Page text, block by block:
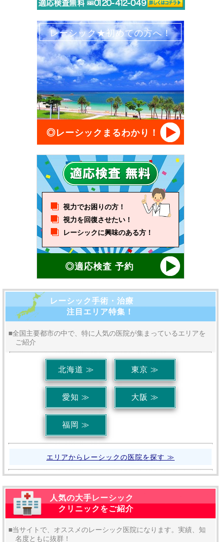
レーシック★初めての方へ！
◎レーシックまるわかり！
視力でお困りの方！
視力を回復させたい！
レーシックに興味のある方！
◎適応検査 予約
レーシック手術・治療
注目エリア特集！
■全国主要都市の中で、特に人気の医院が集まっているエリアを
ご紹介
北海道 ≫ 東京 ≫
愛知 ≫ 大阪 ≫
福岡 ≫
エリアからレーシックの医院を探す ≫
人気の大手レーシック
クリニックをご紹介
■当サイトで、オススメのレーシック医院になります。実績、知
名度ともに抜群！